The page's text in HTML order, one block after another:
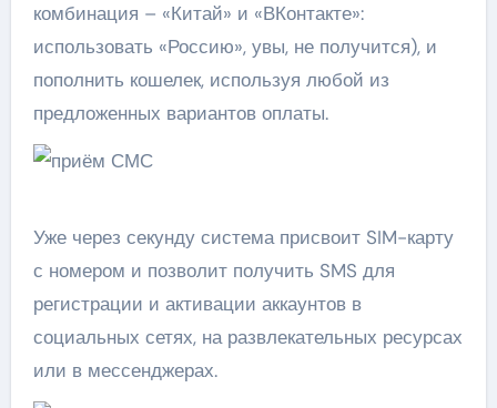
комбинация – «Китай» и «ВКонтакте»:
использовать «Россию», увы, не получится), и
пополнить кошелек, используя любой из
предложенных вариантов оплаты.
Уже через секунду система присвоит SIM-карту
с номером и позволит получить SMS для
регистрации и активации аккаунтов в
социальных сетях, на развлекательных ресурсах
или в мессенджерах.